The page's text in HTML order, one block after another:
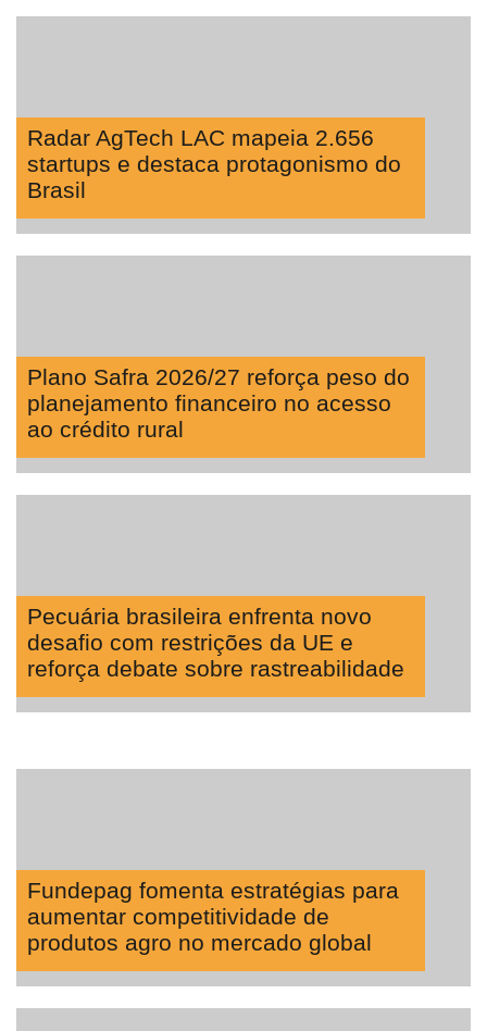
Radar AgTech LAC mapeia 2.656
startups e destaca protagonismo do
Brasil
Plano Safra 2026/27 reforça peso do
planejamento financeiro no acesso
ao crédito rural
Pecuária brasileira enfrenta novo
desafio com restrições da UE e
reforça debate sobre rastreabilidade
Fundepag fomenta estratégias para
aumentar competitividade de
produtos agro no mercado global